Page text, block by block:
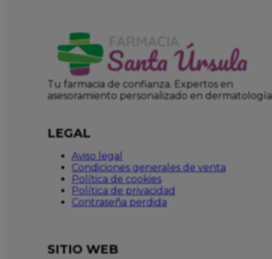
Tu farmacia de confianza. Expertos en
asesoramiento personalizado en dermatología
LEGAL
Aviso legal
Condiciones generales de venta
Política de cookies
Política de privacidad
Contraseña perdida
SITIO WEB